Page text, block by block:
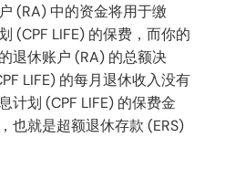
(RA) 中的资金将用于缴
(CPF LIFE) 的保费，而你的
退休账户 (RA) 的总额决
LIFE) 的每月退休收入没有
计划 (CPF LIFE) 的保费金
也就是超额退休存款 (ERS)